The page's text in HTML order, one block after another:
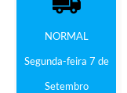
NORMAL
Segunda-feira 7 de
Setembro